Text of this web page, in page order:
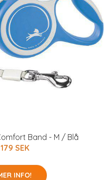
Band - M / Blå
179 SEK
INFO!